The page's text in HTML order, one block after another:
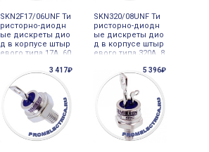
SKN2F17/06UNF Ти
ристорно-диодн
ые дискреты дио
д в корпусе штыр
евого типа 17A 60
SKN320/08UNF Ти
ристорно-диодн
ые дискреты дио
д в корпусе штыр
евого типа 320A 8
3 417₽ 5 396₽